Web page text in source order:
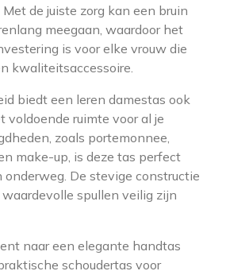
de juiste zorg kan een bruin
meegaan, waardoor het
is voor elke vrouw die
kwaliteitsaccessoire.
biedt een leren damestas ook
voldoende ruimte voor al je
zoals portemonnee,
make-up, is deze tas perfect
onderweg. De stevige constructie
spullen veilig zijn
naar een elegante handtas
schoudertas voor